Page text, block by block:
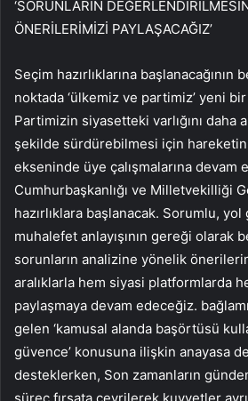
‘SORUNLARIN
ÖNERİLERİMİZİ PAYLAŞACAĞIZ’
Seçim hazırlıklarına
noktada ‘ülkemiz ve partimiz’ yeni
Partimizin siyasetteki varlığını daha
şekilde sürdürebilmesi için
ekseninde üye çalışmalarına devam
Cumhurbaşkanlığı ve Milletvekilliği
hazırlıklara başlanacak. Sorumlu,
muhalefet anlayışının gereği olarak
sorunların analizine yönelik
aralıklarla hem siyasi platformlarda
paylaşmaya devam edeceğiz.
gelen ‘kamusal alanda başörtüsü
güvence’ konusuna ilişkin anayasa
desteklerken, Son zamanların
süreç fırsata çevrilerek kuvvetler